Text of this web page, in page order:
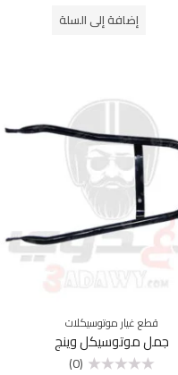
إضافة إلى السلة
قطع غيار موتوسيكلات
جمل موتوسيكل وينج
(0)